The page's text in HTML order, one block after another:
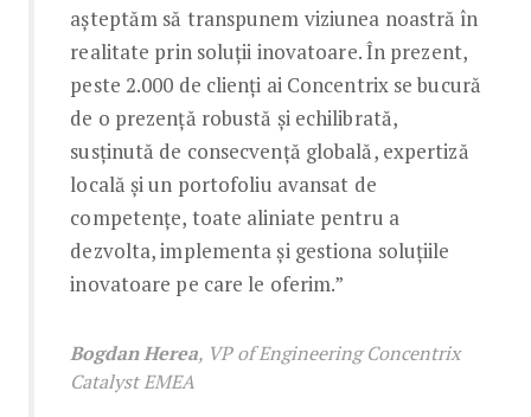
așteptăm să transpunem viziunea noastră în
realitate prin soluții inovatoare. În prezent,
peste 2.000 de clienți ai Concentrix se bucură
de o prezență robustă și echilibrată,
susținută de consecvență globală, expertiză
locală și un portofoliu avansat de
competențe, toate aliniate pentru a
dezvolta, implementa și gestiona soluțiile
inovatoare pe care le oferim.”
Bogdan Herea, VP of Engineering Concentrix
Catalyst EMEA